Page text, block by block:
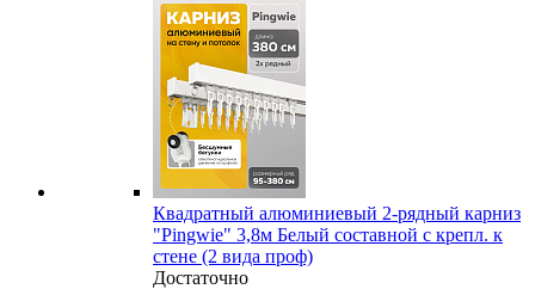
Квадратный алюминиевый 2-рядный карниз
"Pingwie" 3,8м Белый составной с крепл. к
стене (2 вида проф)
Достаточно